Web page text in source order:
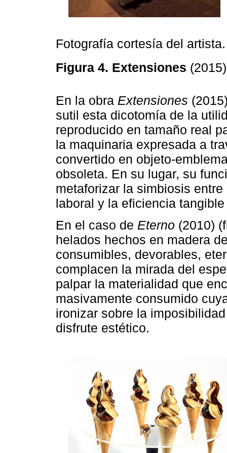
Fotografía cortesía del artista.
Figura 4. Extensiones
En la obra Extensiones
sutil esta dicotomía de la
reproducido en tamaño real
la maquinaria expresada a
convertido en objeto-
obsoleta. En su lugar, su
metaforizar la simbiosis
laboral y la eficiencia
En el caso de Eterno (2010)
helados hechos en madera
consumibles, devorables,
complacen la mirada del
palpar la materialidad que
masivamente consumido
ironizar sobre la
disfrute estético.